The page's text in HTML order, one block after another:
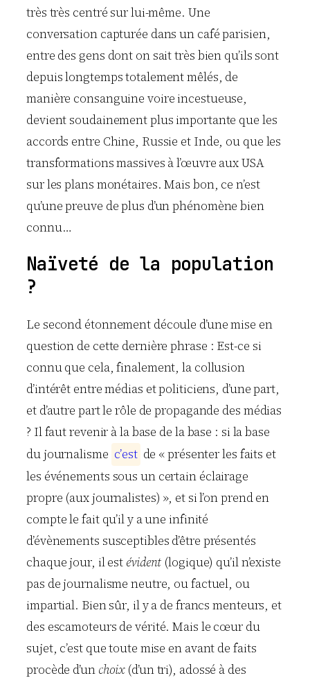
très très centré sur lui-même. Une
conversation capturée dans un café parisien,
entre des gens dont on sait très bien qu’ils sont
depuis longtemps totalement mêlés, de
manière consanguine voire incestueuse,
devient soudainement plus importante que les
accords entre Chine, Russie et Inde, ou que les
transformations massives à l’œuvre aux USA
sur les plans monétaires. Mais bon, ce n’est
qu’une preuve de plus d’un phénomène bien
connu…
Naïveté de la population
?
Le second étonnement découle d’une mise en
question de cette dernière phrase : Est-ce si
connu que cela, finalement, la collusion
d’intérêt entre médias et politiciens, d’une part,
et d’autre part le rôle de propagande des médias
? Il faut revenir à la base de la base : si la base
du journalisme c’est de « présenter les faits et
les événements sous un certain éclairage
propre (aux journalistes) », et si l’on prend en
compte le fait qu’il y a une infinité
d’évènements susceptibles d’être présentés
chaque jour, il est évident (logique) qu’il n’existe
pas de journalisme neutre, ou factuel, ou
impartial. Bien sûr, il y a de francs menteurs, et
des escamoteurs de vérité. Mais le cœur du
sujet, c’est que toute mise en avant de faits
procède d’un choix(d’un tri), adossé à des